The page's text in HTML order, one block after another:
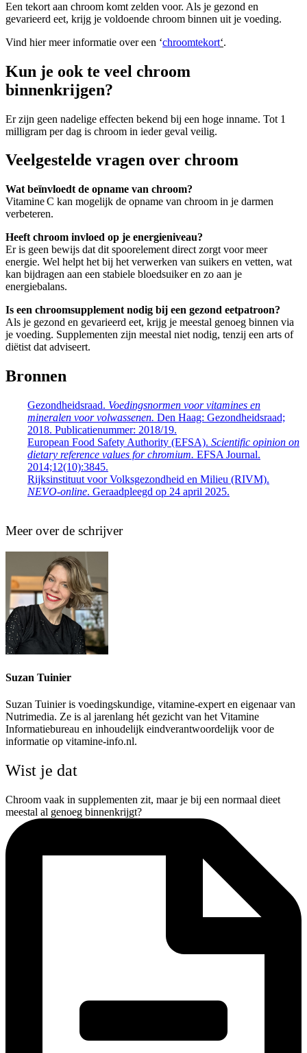
Een tekort aan chroom komt zelden voor. Als je gezond en
gevarieerd eet, krijg je voldoende chroom binnen uit je voeding.
Vind hier meer informatie over een ‘chroomtekort‘.
Kun je ook te veel chroom
binnenkrijgen?
Er zijn geen nadelige effecten bekend bij een hoge inname. Tot 1
milligram per dag is chroom in ieder geval veilig.
Veelgestelde vragen over chroom
Wat beïnvloedt de opname van chroom?
Vitamine C kan mogelijk de opname van chroom in je darmen
verbeteren.
Heeft chroom invloed op je energieniveau?
Er is geen bewijs dat dit spoorelement direct zorgt voor meer
energie. Wel helpt het bij het verwerken van suikers en vetten, wat
kan bijdragen aan een stabiele bloedsuiker en zo aan je
energiebalans.
Is een chroomsupplement nodig bij een gezond eetpatroon?
Als je gezond en gevarieerd eet, krijg je meestal genoeg binnen via
je voeding. Supplementen zijn meestal niet nodig, tenzij een arts of
diëtist dat adviseert.
Bronnen
Gezondheidsraad. Voedingsnormen voor vitamines en
mineralen voor volwassenen. Den Haag: Gezondheidsraad;
2018. Publicatienummer: 2018/19.
European Food Safety Authority (EFSA). Scientific opinion on
dietary reference values for chromium. EFSA Journal.
2014;12(10):3845.
Rijksinstituut voor Volksgezondheid en Milieu (RIVM).
NEVO-online. Geraadpleegd op 24 april 2025.
Meer over de schrijver
Suzan Tuinier
Suzan Tuinier is voedingskundige, vitamine-expert en eigenaar van
Nutrimedia. Ze is al jarenlang hét gezicht van het Vitamine
Informatiebureau en inhoudelijk eindverantwoordelijk voor de
informatie op vitamine-info.nl.
Wist je dat
Chroom vaak in supplementen zit, maar je bij een normaal dieet
meestal al genoeg binnenkrijgt?